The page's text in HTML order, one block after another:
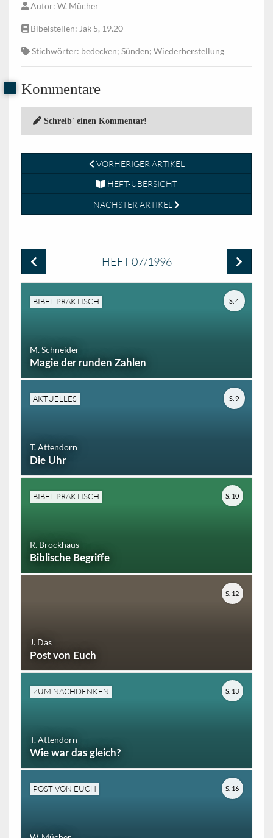
Autor: W. Mücher
Bibelstellen: Jak 5, 19.20
Stichwörter: bedecken; Sünden; Wiederherstellung
Kommentare
Schreib' einen Kommentar!
VORHERIGER ARTIKEL
HEFT-ÜBERSICHT
NÄCHSTER ARTIKEL
HEFT 07/1996
BIBEL PRAKTISCH
M. Schneider
Magie der runden Zahlen
S. 4
AKTUELLES
T. Attendorn
Die Uhr
S. 9
BIBEL PRAKTISCH
R. Brockhaus
Biblische Begriffe
S. 10
J. Das
Post von Euch
S. 12
ZUM NACHDENKEN
T. Attendorn
Wie war das gleich?
S. 13
POST VON EUCH S. 16